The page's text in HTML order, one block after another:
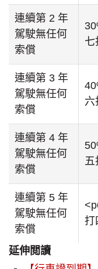
連續第 2 年
駕駛無任何
索償
七
連續第 3 年
駕駛無任何
索償
六
連續第 4 年
駕駛無任何
索償
五
連續第 5 年
駕駛無任何
索償
打
延伸閲讀